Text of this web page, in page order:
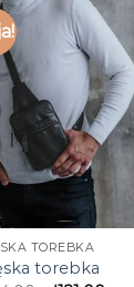
TOREBKA
torebka